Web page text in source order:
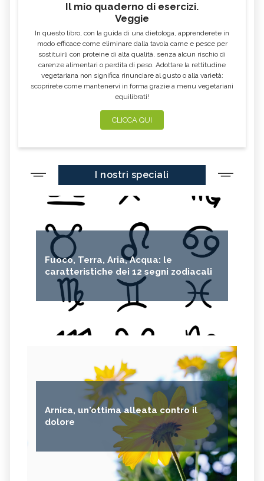
Il mio quaderno di esercizi.
Veggie
In questo libro, con la guida di una dietologa, apprenderete in
modo efficace come eliminare dalla tavola carne e pesce per
sostituirli con proteine di alta qualità, senza alcun rischio di
carenze alimentari o perdita di peso. Adottare la rettitudine
vegetariana non significa rinunciare al gusto o alla varietà:
scoprirete come mantenervi in forma grazie a menu vegetariani
equilibrati!
CLICCA QUI
I nostri speciali
Fuoco, Terra, Aria, Acqua: le
caratteristiche dei 12 segni zodiacali
Arnica, un'ottima alleata contro il
dolore